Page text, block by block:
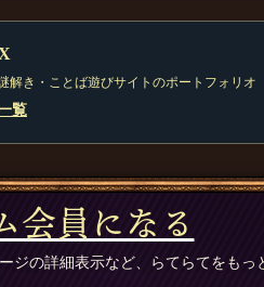
解き・ことば遊びサイトのポートフォリオ
覧
会員になる
ジの詳細表示など、らてらてをもっ